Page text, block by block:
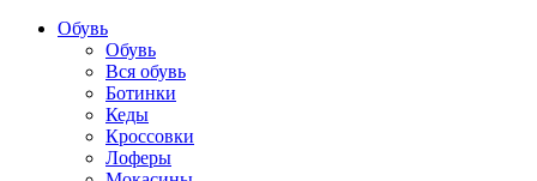
Обувь
Обувь
Вся обувь
Ботинки
Кеды
Кроссовки
Лоферы